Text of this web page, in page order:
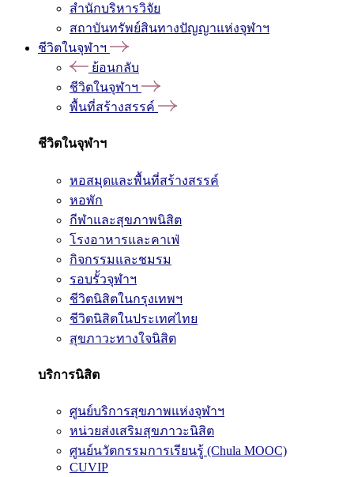
สำนักบริหารวิจัย
สถาบันทรัพย์สินทางปัญญาแห่งจุฬาฯ
ชีวิตในจุฬาฯ
ย้อนกลับ
ชีวิตในจุฬาฯ
พื้นที่สร้างสรรค์
ชีวิตในจุฬาฯ
หอสมุดและพื้นที่สร้างสรรค์
หอพัก
กีฬาและสุขภาพนิสิต
โรงอาหารและคาเฟ่
กิจกรรมและชมรม
รอบรั้วจุฬาฯ
ชีวิตนิสิตในกรุงเทพฯ
ชีวิตนิสิตในประเทศไทย
สุขภาวะทางใจนิสิต
บริการนิสิต
ศูนย์บริการสุขภาพแห่งจุฬาฯ
หน่วยส่งเสริมสุขภาวะนิสิต
ศูนย์นวัตกรรมการเรียนรู้ (Chula MOOC)
CUVIP